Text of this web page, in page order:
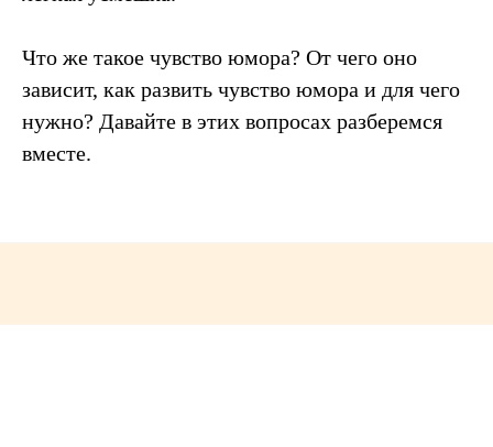
Что же такое чувство юмора? От чего оно
зависит, как развить чувство юмора и для чего
нужно? Давайте в этих вопросах разберемся
вместе.